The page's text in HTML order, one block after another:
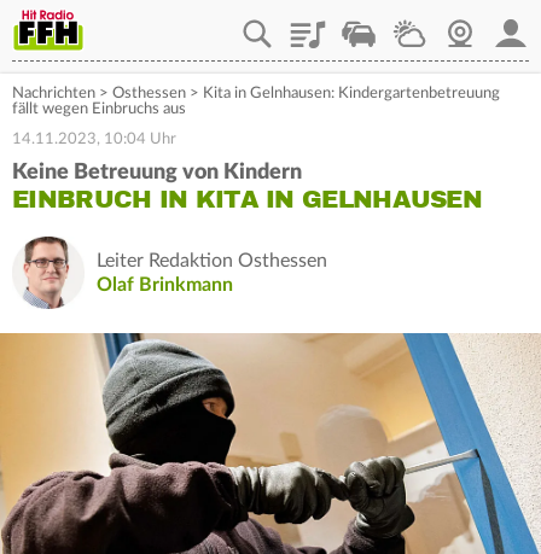
PlaylistStaupilotWetterWebcam
Nachrichten > Osthessen > Kita in Gelnhausen: Kindergartenbetreuung
fällt wegen Einbruchs aus
14.11.2023, 10:04 Uhr
Keine Betreuung von Kindern
EINBRUCH IN KITA IN GELNHAUSEN
Leiter Redaktion Osthessen
Olaf Brinkmann